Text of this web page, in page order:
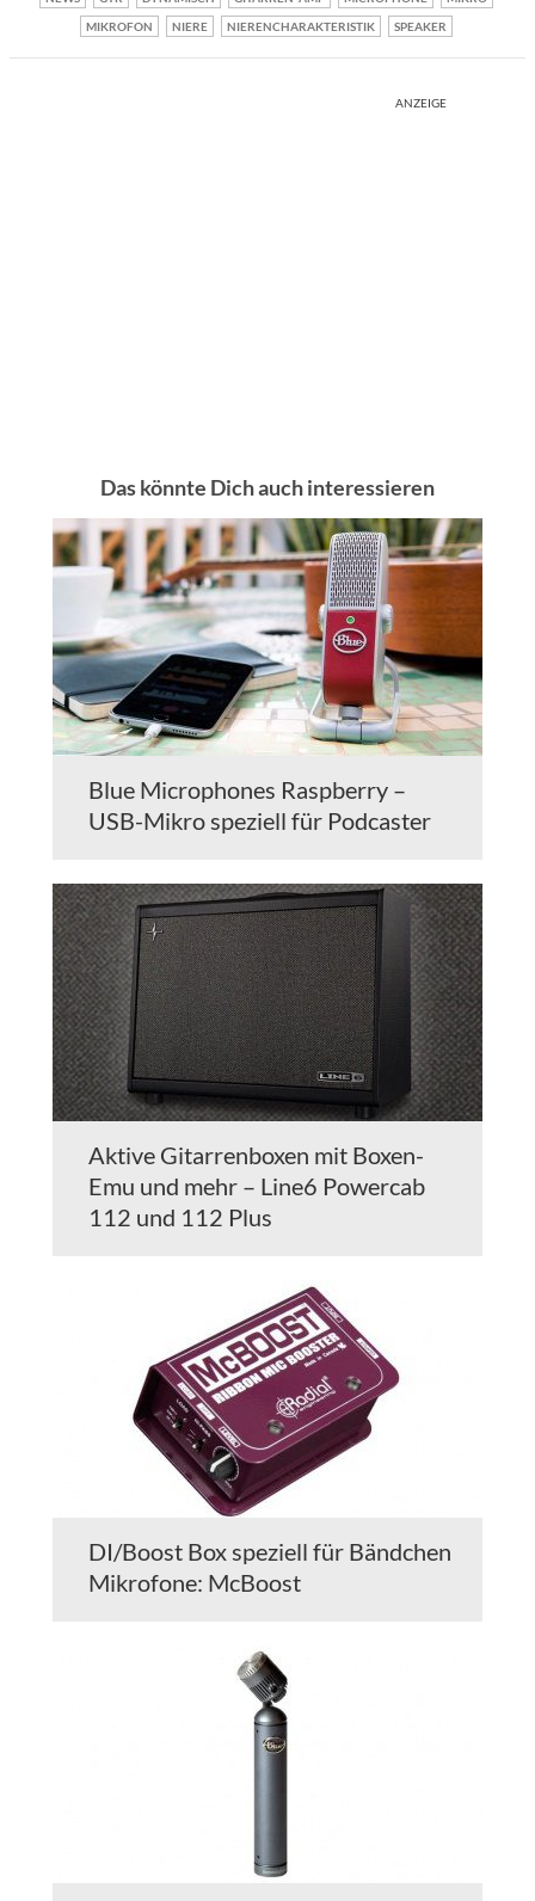
MIKROFON
NIERE NIERENCHARAKTERISTIK SPEAKER
ANZEIGE
Das könnte Dich auch interessieren
Blue Microphones Raspberry –
USB-Mikro speziell für Podcaster
Aktive Gitarrenboxen mit Boxen-
Emu und mehr – Line6 Powercab
112 und 112 Plus
DI/Boost Box speziell für Bändchen
Mikrofone: McBoost